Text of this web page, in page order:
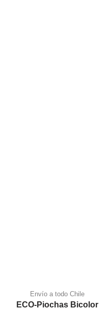
Envío a todo Chile
ECO-Piochas Bicolor